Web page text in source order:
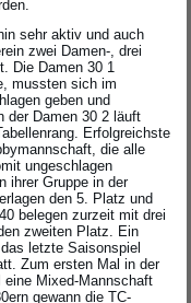
sehr aktiv und auch
zwei Damen-, drei
Die Damen 30 1
mussten sich im
geben und
der Damen 30 2 läuft
Erfolgreichste
die alle
ungeschlagen
ihrer Gruppe in der
den 5. Platz und
belegen zurzeit mit drei
zweiten Platz. Ein
letzte Saisonspiel
Zum ersten Mal in der
Mixed-Mannschaft
gewann die TC-